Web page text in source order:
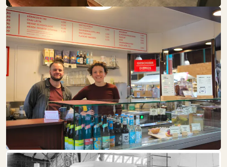
Fleisch + Wurstwaren
FLÄMING­BLÜTE
SA:10:00 – 18:00
Schöne Dinge
FOOD TOGETHER
SA:10:00 – 18:00